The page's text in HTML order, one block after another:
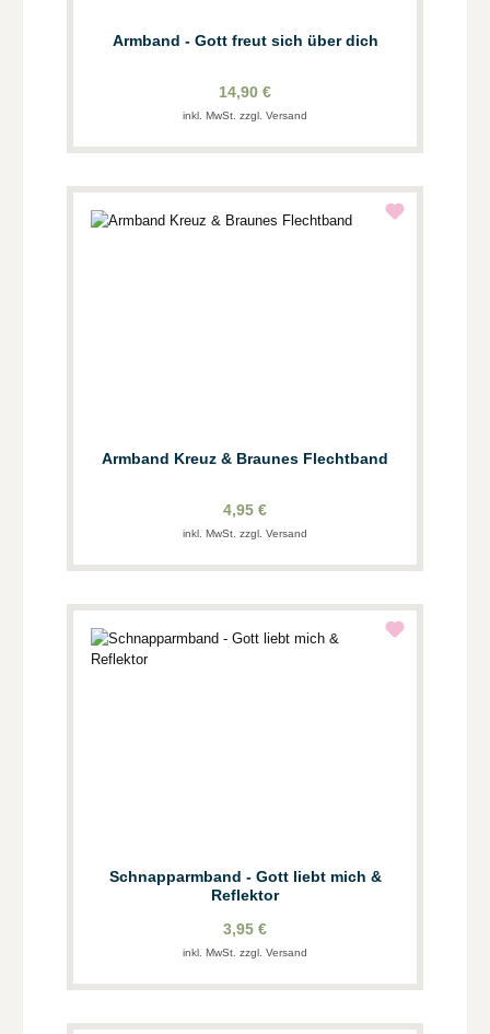
Armband - Gott freut sich über dich
14,90 €
inkl. MwSt. zzgl. Versand
Armband Kreuz & Braunes Flechtband
4,95 €
inkl. MwSt. zzgl. Versand
Schnapparmband - Gott liebt mich &
Reflektor
3,95 €
inkl. MwSt. zzgl. Versand